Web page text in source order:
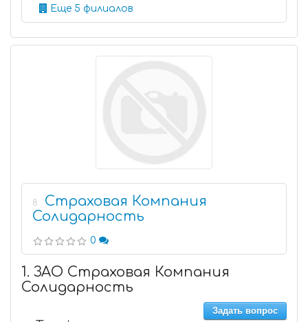
Еще 5 филиалов
8
Страховая Компания
Солидарность
0
1. ЗАО Страховая Компания
Солидарность
Задать вопрос